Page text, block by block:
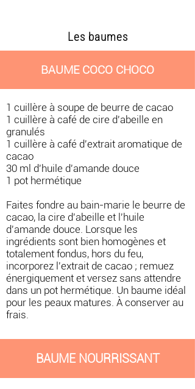
Les baumes
BAUME COCO CHOCO
1 cuillère à soupe de beurre de cacao
1 cuillère à café de cire d'abeille en
granulés
1 cuillère à café d'extrait aromatique de
cacao
30 ml d'huile d'amande douce
1 pot hermétique
Faites fondre au bain-marie le beurre de
cacao, la cire d'abeille et l'huile
d'amande douce. Lorsque les
ingrédients sont bien homogènes et
totalement fondus, hors du feu,
incorporez l'extrait de cacao ; remuez
énergiquement et versez sans attendre
dans un pot hermétique. Un baume idéal
pour les peaux matures. À conserver au
frais.
BAUME NOURRISSANT